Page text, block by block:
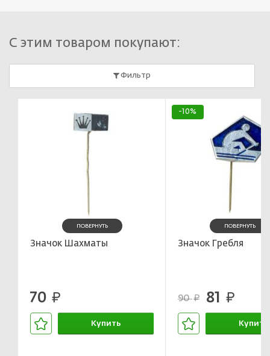
С этим товаром покупают:
Фильтр
ПОВЕРНУТЬ
Значок Шахматы
70 руб.
Купить
-10%
ПОВЕРНУТЬ
Значок Гребля
90руб. 81 руб.
Купить